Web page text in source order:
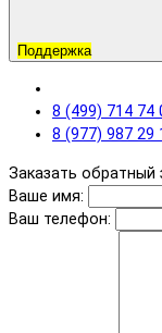
Поддержка
8 (499) 714 74
8 (977) 987 29
Заказать обратный
Ваше имя:
Ваш телефон: